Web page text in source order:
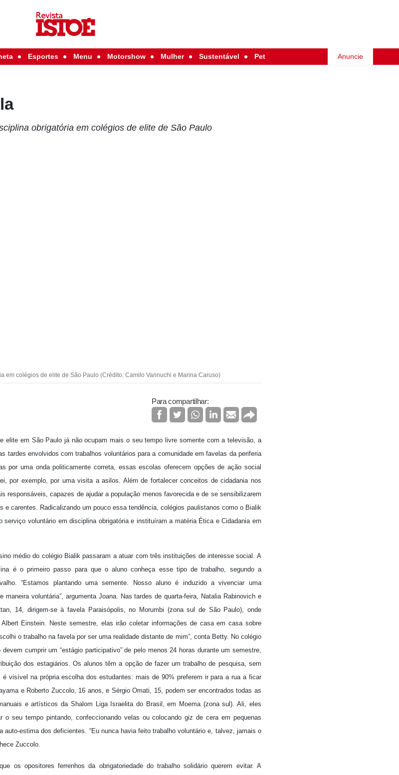
Esportes Menu Motorshow Mulher Sustentável Pet Anuncie
obrigatória em colégios de elite de São Paulo
em colégios de elite de São Paulo (Crédito: Camilo Vannuchi e Marina Caruso)
Para compartilhar:
elite em São Paulo já não ocupam mais o seu tempo livre somente com a televisão, a
tardes envolvidos com trabalhos voluntários para a comunidade em favelas da periferia
por uma onda politicamente correta, essas escolas oferecem opções de ação social
por exemplo, por uma visita a asilos. Além de fortalecer conceitos de cidadania nos
responsáveis, capazes de ajudar a população menos favorecida e de se sensibilizarem
e carentes. Radicalizando um pouco essa tendência, colégios paulistanos como o Bialik
voluntário em disciplina obrigatória e instituíram a matéria Ética e Cidadania em
médio do colégio Bialik passaram a atuar com três instituições de interesse social. A
é o primeiro passo para que o aluno conheça esse tipo de trabalho, segundo a
“Estamos plantando uma semente. Nosso aluno é induzido a vivenciar uma
voluntária”, argumenta Joana. Nas tardes de quarta-feira, Natalia Rabinovich e
14, dirigem-se à favela Paraisópolis, no Morumbi (zona sul de São Paulo), onde
Einstein. Neste semestre, elas irão coletar informações de casa em casa sobre
o trabalho na favela por ser uma realidade distante de mim”, conta Betty. No colégio
cumprir um “estágio participativo” de pelo menos 24 horas durante um semestre,
dos estagiários. Os alunos têm a opção de fazer um trabalho de pesquisa, sem
visível na própria escolha dos estudantes: mais de 90% preferem ir para a rua a ficar
e Roberto Zuccolo, 16 anos, e Sérgio Omati, 15, podem ser encontrados todas as
e artísticos da Shalom Liga Israelita do Brasil, em Moema (zona sul). Ali, eles
seu tempo pintando, confeccionando velas ou colocando giz de cera em pequenas
estima dos deficientes. “Eu nunca havia feito trabalho voluntário e, talvez, jamais o
Zuccolo.
os opositores ferrenhos da obrigatoriedade do trabalho solidário querem evitar. A